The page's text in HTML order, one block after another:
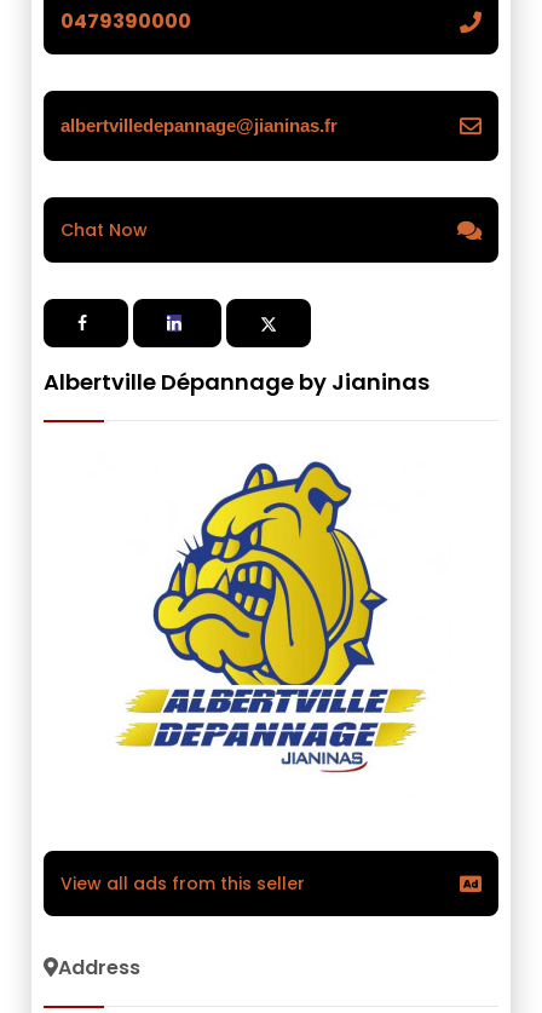
0479390000
albertvilledepannage@jianinas.fr
Chat Now
Albertville Dépannage by Jianinas
View all ads from this seller
Address